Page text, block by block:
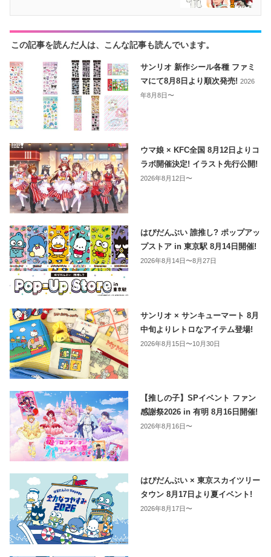
この記事を読んだ人は、こんな記事も読んでいます。
サンリオ 新作シール各種 ファミ
マにて8月8日より順次発売!2026
年8月8日〜
ウマ娘 × KFC全国 8月12日よりコ
ラボ開催決定! イラスト先行公開!
2026年8月12日〜
はぴだんぶい 誰推し? ポップアッ
プストア in 東京駅 8月14日開催!
2026年8月14日〜8月27日
サンリオ × サンキューマート 8月
中旬よりレトロなアイテム登場!
2026年8月15日〜10月30日
【推しの子】SPイベント ファン
感謝祭2026 in 有明 8月16日開催!
2026年8月16日〜
はぴだんぶい × 東京スカイツリー
タウン 8月17日より夏イベント!
2026年8月17日〜